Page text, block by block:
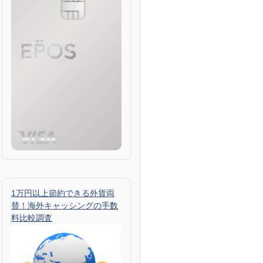
1万円以上節約できる外貨両
替！海外キャッシングの手数
料比較調査